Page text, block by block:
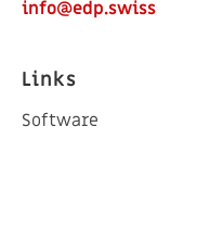
info@edp.swiss
Links
Software